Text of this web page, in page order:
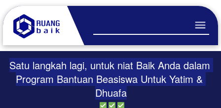
Satu langkah lagi, untuk niat Baik Anda dalam
Program Bantuan Beasiswa Untuk Yatim &
Dhuafa